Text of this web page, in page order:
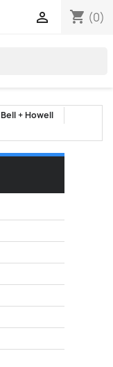
shopping_cart (0)

Bell + Howell